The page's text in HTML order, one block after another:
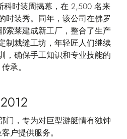
科时装周揭幕，在 2,500 名来
时装秀。同年，该公司在佛罗
索莱建成新工厂，整合了生产
制裁缝工坊，年轻匠人们继续
，确保手工知识和专业技能的
传承。
2012
门，专为对巨型游艇情有独钟
户提供服务。